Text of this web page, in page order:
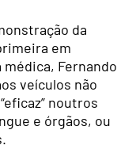
da
em
Fernando
veículos não
noutros
e órgãos, ou